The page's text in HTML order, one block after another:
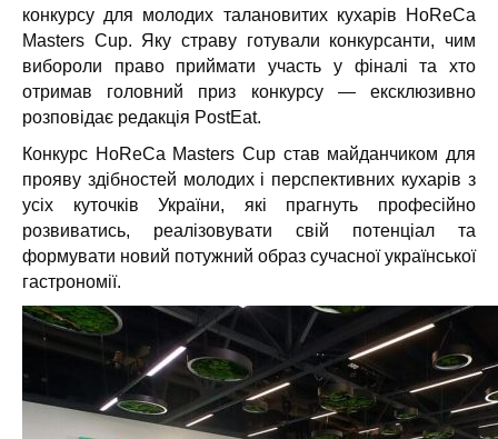
конкурсу для молодих талановитих кухарів HoReCa
Masters Cup. Яку страву готували конкурсанти, чим
вибороли право приймати участь у фіналі та хто
отримав головний приз конкурсу — ексклюзивно
розповідає редакція PostEat.
Конкурс HoReCa Masters Cup став майданчиком для
прояву здібностей молодих і перспективних кухарів з
усіх куточків України, які прагнуть професійно
розвиватись, реалізовувати свій потенціал та
формувати новий потужний образ сучасної української
гастрономії.